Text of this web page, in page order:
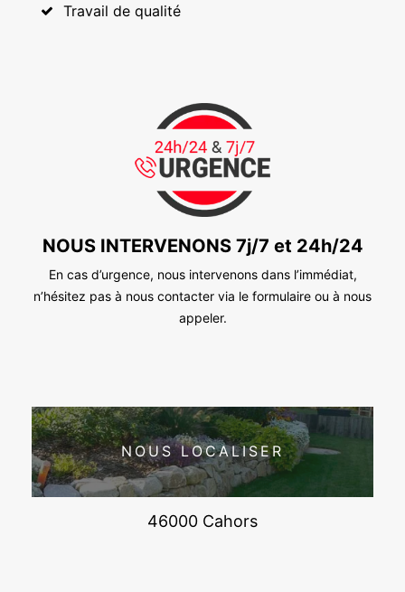
Travail de qualité
NOUS INTERVENONS 7j/7 et 24h/24
En cas d’urgence, nous intervenons dans l’immédiat,
n’hésitez pas à nous contacter via le formulaire ou à nous
appeler.
NOUS LOCALISER
46000 Cahors